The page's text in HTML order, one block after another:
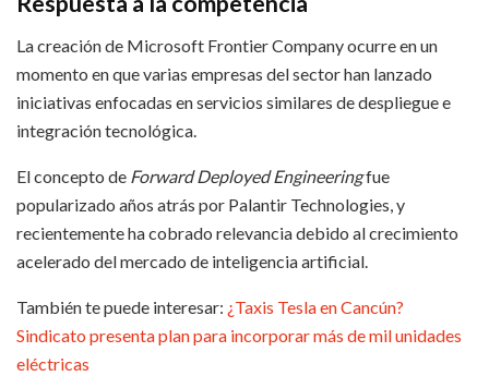
La creación de Microsoft Frontier Company ocurre en un
momento en que varias empresas del sector han lanzado
iniciativas enfocadas en servicios similares de despliegue e
integración tecnológica.
El concepto de Forward Deployed Engineeringfue
popularizado años atrás por Palantir Technologies, y
recientemente ha cobrado relevancia debido al crecimiento
acelerado del mercado de inteligencia artificial.
También te puede interesar: ¿Taxis Tesla en Cancún?
Sindicato presenta plan para incorporar más de mil unidades
eléctricas